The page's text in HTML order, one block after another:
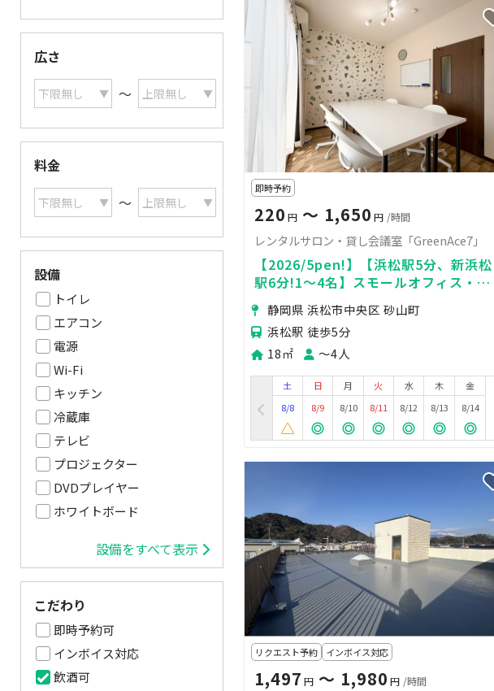
広さ
〜
料金
〜
設備
テレビ
キッチン
プロジェクター
ホワイトボード
DVDプレイヤー
トイレ
冷蔵庫
エアコン
電源
Wi-Fi
設備をすべて表示
こだわり
即時予約可
インボイス対応
飲酒可
即時予約
220 円 〜 1,650 円 /時間
レンタルサロン・貸し会議室「GreenAce7」
【2026/5pen!】【浜松駅5分、新浜松
駅6分!1～4名】スモールオフィス・サ
ロン・貸し会議室に最適なスペース！！
静岡県 浜松市中央区 砂山町
浜松駅 徒歩5分
18㎡
〜4人
土
8/8
日
8/9
月
8/10
火
8/11
水
8/12
木
8/13
金
8/14
リクエスト予約 インボイス対応
1,497 円 〜 1,980 円 /時間